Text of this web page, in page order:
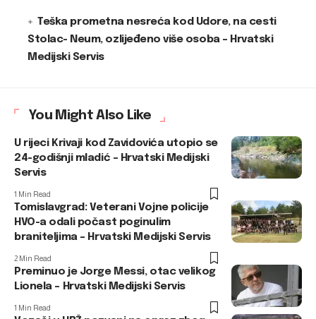
Teška prometna nesreća kod Udore, na cesti
Stolac- Neum, ozlijeđeno više osoba – Hrvatski
Medijski Servis
You Might Also Like
U rijeci Krivaji kod Zavidovića utopio se
24-godišnji mladić – Hrvatski Medijski
Servis
1 Min Read
Tomislavgrad: Veterani Vojne policije
HVO-a odali počast poginulim
braniteljima – Hrvatski Medijski Servis
2 Min Read
Preminuo je Jorge Messi, otac velikog
Lionela – Hrvatski Medijski Servis
1 Min Read